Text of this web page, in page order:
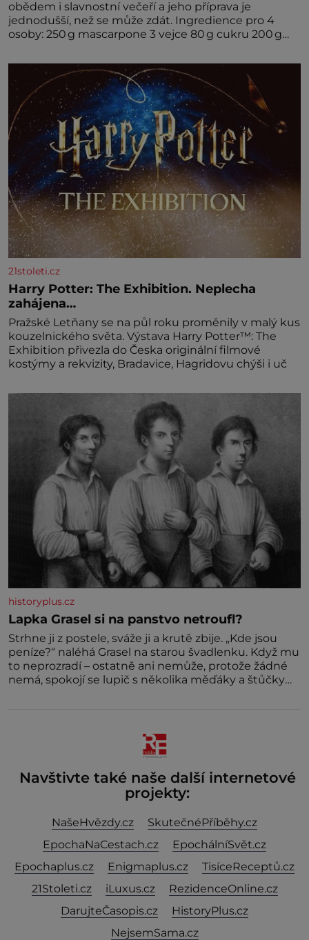
obědem i slavnostní večeří a jeho příprava je
jednodušší, než se může zdát. Ingredience pro 4
osoby: 250 g mascarpone 3 vejce 80 g cukru 200 g
amaretta kakao na posypání Postup: Oddělte
žloutky od bílků. Žloutky vyšlehejte s cukrem do
světlé pěny a postupně do nich vmíchejte
mascarpone, aby vznikl hladký
21stoleti.cz
Harry Potter: The Exhibition. Neplecha
zahájena…
Pražské Letňany se na půl roku proměnily v malý kus
kouzelnického světa. Výstava Harry Potter™: The
Exhibition přivezla do Česka originální filmové
kostýmy a rekvizity, Bradavice, Hagridovu chýši i uč
historyplus.cz
Lapka Grasel si na panstvo netroufl?
Strhne ji z postele, sváže ji a krutě zbije. „Kde jsou
peníze?“ naléhá Grasel na starou švadlenku. Když mu
to neprozradí – ostatně ani nemůže, protože žádné
nemá, spokojí se lupič s několika měďáky a štůčky
Navštivte také naše další internetové
projekty:
NašeHvězdy.cz
SkutečnéPříběhy.cz
EpochaNaCestach.cz
EpochálníSvět.cz
Epochaplus.cz
Enigmaplus.cz
TisíceReceptů.cz
21Stoleti.cz
iLuxus.cz
RezidenceOnline.cz
DarujteČasopis.cz
HistoryPlus.cz
NejsemSama.cz